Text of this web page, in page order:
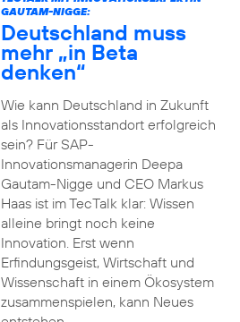
GAUTAM-NIGGE:
Deutschland muss
mehr „in Beta
denken“
Wie kann Deutschland in Zukunft
als Innovationsstandort erfolgreich
sein? Für SAP-
Innovationsmanagerin Deepa
Gautam-Nigge und CEO Markus
Haas ist im TecTalk klar: Wissen
alleine bringt noch keine
Innovation. Erst wenn
Erfindungsgeist, Wirtschaft und
Wissenschaft in einem Ökosystem
zusammenspielen, kann Neues